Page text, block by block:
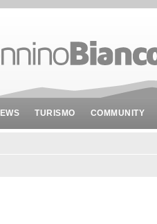
TURISMO COMMUNITY